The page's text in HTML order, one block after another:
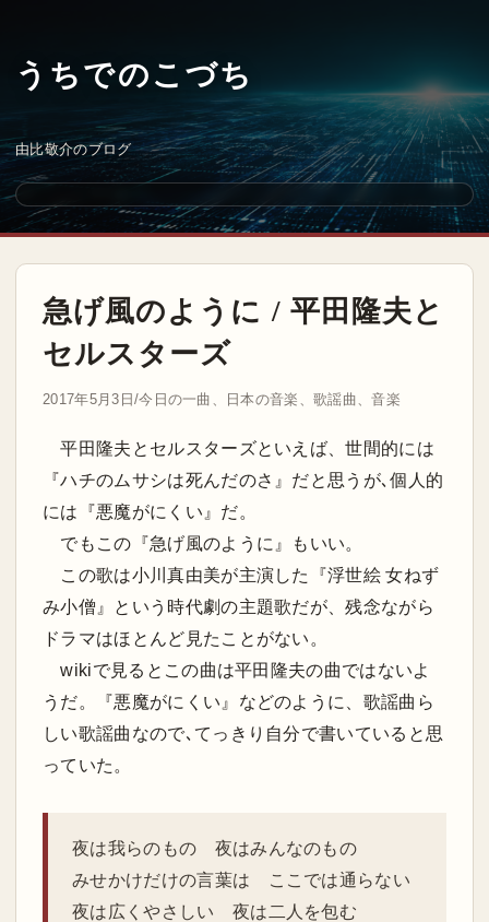
うちでのこづち
由比敬介のブログ
急げ風のように / 平田隆夫と
セルスターズ
2017年5月3日 /今日の一曲 、 日本の音楽 、歌謡曲、音楽
平田隆夫とセルスターズといえば、世間的には
『ハチのムサシは死んだのさ』だと思うが､個人的
には『悪魔がにくい』だ。
でもこの『急げ風のように』もいい。
この歌は小川真由美が主演した『浮世絵 女ねず
み小僧』という時代劇の主題歌だが、残念ながら
ドラマはほとんど見たことがない。
wikiで見るとこの曲は平田隆夫の曲ではないよ
うだ。『悪魔がにくい』などのように、歌謡曲ら
しい歌謡曲なので､てっきり自分で書いていると思
っていた。
夜は我らのもの 夜はみんなのもの
みせかけだけの言葉は ここでは通らない
夜は広くやさしい 夜は二人を包む